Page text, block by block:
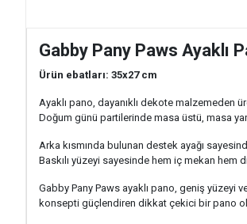
Gabby Pany Paws Ayaklı
Ürün ebatları: 35x27 cm
Ayaklı pano, dayanıklı dekote malzemeden
Doğum günü partilerinde masa üstü, masa
Arka kısmında bulunan destek ayağı
Baskılı yüzeyi sayesinde hem iç mekan hem
Gabby Pany Paws ayaklı pano, geniş
konsepti güçlendiren dikkat çekici bir pano